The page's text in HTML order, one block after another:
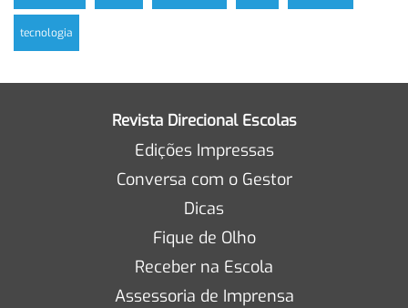
tecnologia
Revista Direcional Escolas
Edições Impressas
Conversa com o Gestor
Dicas
Fique de Olho
Receber na Escola
Assessoria de Imprensa